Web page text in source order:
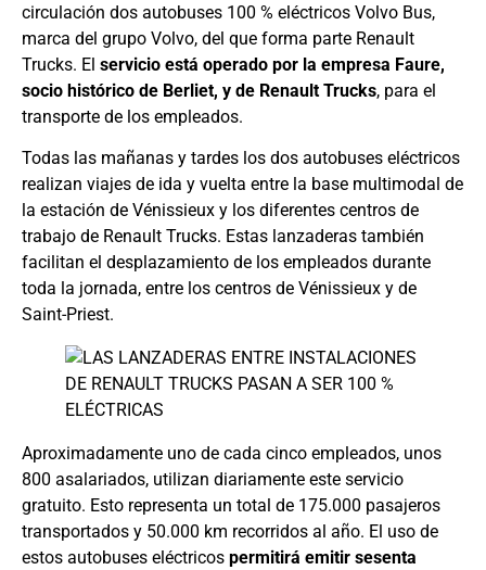
circulación dos autobuses 100 % eléctricos Volvo Bus,
marca del grupo Volvo, del que forma parte Renault
Trucks. El servicio está operado por la empresa Faure,
socio histórico de Berliet, y de Renault Trucks, para el
transporte de los empleados.
Todas las mañanas y tardes los dos autobuses eléctricos
realizan viajes de ida y vuelta entre la base multimodal de
la estación de Vénissieux y los diferentes centros de
trabajo de Renault Trucks. Estas lanzaderas también
facilitan el desplazamiento de los empleados durante
toda la jornada, entre los centros de Vénissieux y de
Saint-Priest.
Aproximadamente uno de cada cinco empleados, unos
800 asalariados, utilizan diariamente este servicio
gratuito. Esto representa un total de 175.000 pasajeros
transportados y 50.000 km recorridos al año. El uso de
estos autobuses eléctricos permitirá emitir sesenta